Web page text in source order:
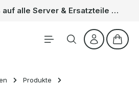
Sommer-Deal: 15% auf alle Server & Ersatzteile – Kein Code nötig, der Rabatt wird automatisch im Warenkorb abgezogen. Gültig vom 01.06. bis 31.08.
Produkte